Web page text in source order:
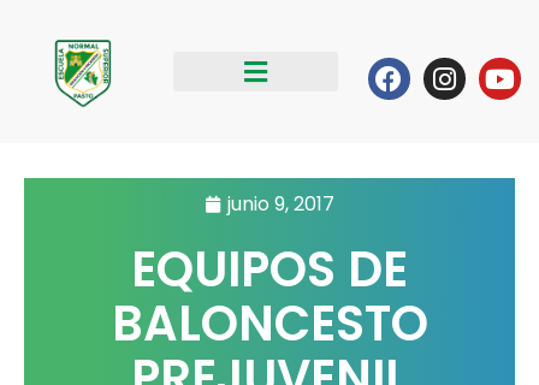
contenido
Facebook
junio 9, 2017
EQUIPOS DE
BALONCESTO